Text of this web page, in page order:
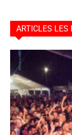
ARTICLES LES